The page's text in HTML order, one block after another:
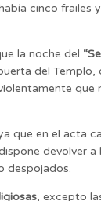
cinco frailes
la noche del
del Templo,
que
que en el acta
devolver a
despojados.
, excepto